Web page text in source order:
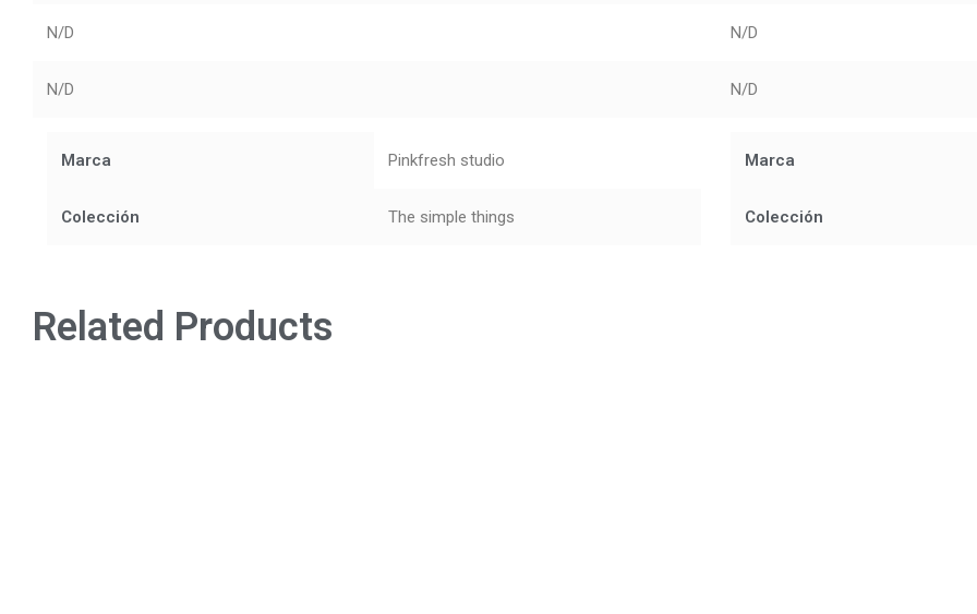
N/D N/D
N/D N/D
Marca Pinkfresh studio
Colección The simple things
Marca
Colección
Related Products